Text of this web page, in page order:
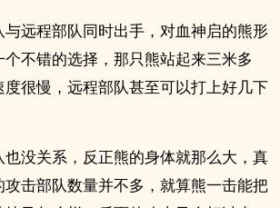
与远程部队同时出手，对血神启的熊形
不错的选择，那只熊站起来三米多
很慢，远程部队甚至可以打上好几下
没关系，反正熊的身体就那么大，真
击部队数量并不多，就算熊一击能把